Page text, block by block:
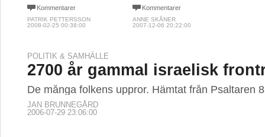
Kommentarer
PATRIK PETTERSSON
2008-02-25 00:38:00
Kommentarer
ANNE SKÅNER
2007-12-06 20:22:00
POLITIK & SAMHÄLLE
2700 år gammal israelisk
De många folkens uppror. Hämtat från Psaltaren
JAN BRUNNEGÅRD
2006-07-29 23:06:00